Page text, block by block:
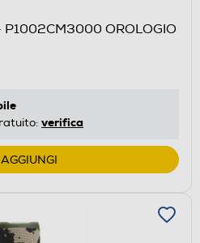
P1002CM3000 OROLOGIO
verifica
AGGIUNGI